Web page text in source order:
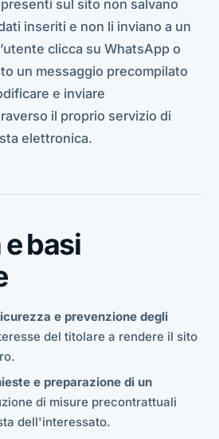
sul sito non salvano
inseriti e non li inviano a un
clicca su WhatsApp o
un messaggio precompilato
e inviare
il proprio servizio di
elettronica.
basi
e prevenzione degli
del titolare a rendere il sito
e preparazione di un
di misure precontrattuali
dell'interessato.